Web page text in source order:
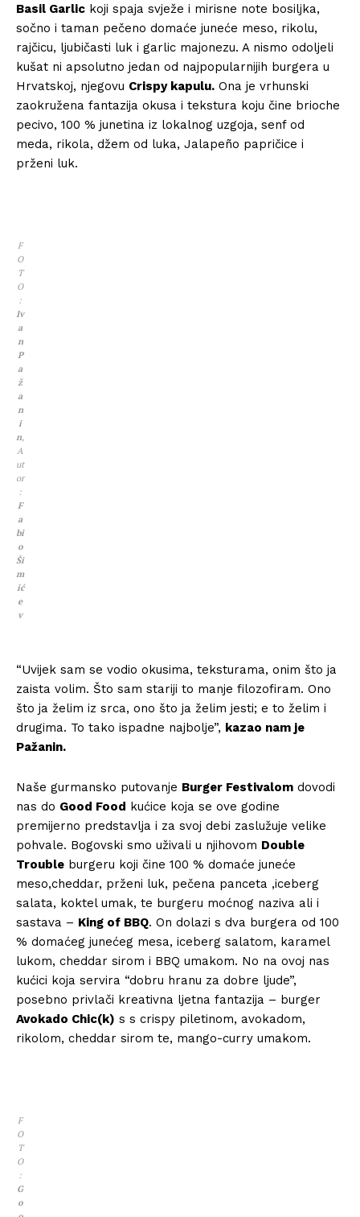
Basil Garlic koji spaja svježe i mirisne note bosiljka,
sočno i taman pečeno domaće juneće meso, rikolu,
rajčicu, ljubičasti luk i garlic majonezu. A nismo odoljeli
kušat ni apsolutno jedan od najpopularnijih burgera u
Hrvatskoj, njegovu Crispy kapulu. Ona je vrhunski
zaokružena fantazija okusa i tekstura koju čine brioche
pecivo, 100 % junetina iz lokalnog uzgoja, senf od
meda, rikola, džem od luka, Jalapeño papričice i
prženi luk.
F
O
T
O
:
Iv
a
n
P
a
ž
a
n
i
n
A
ut
or
:
F
a
bi
o
Ši
m
ić
e
v
“Uvijek sam se vodio okusima, teksturama, onim što ja
zaista volim. Što sam stariji to manje filozofiram. Ono
što ja želim iz srca, ono što ja želim jesti; e to želim i
drugima. To tako ispadne najbolje”, kazao nam je
Pažanin.
Naše gurmansko putovanje Burger Festivalom dovodi
nas do Good Food kućice koja se ove godine
premijerno predstavlja i za svoj debi zaslužuje velike
pohvale. Bogovski smo uživali u njihovom Double
Trouble burgeru koji čine 100 % domaće juneće
meso,cheddar, prženi luk, pečena panceta ,iceberg
salata, koktel umak, te burgeru moćnog naziva ali i
sastava – King of BBQ. On dolazi s dva burgera od 100
% domaćeg junećeg mesa, iceberg salatom, karamel
lukom, cheddar sirom i BBQ umakom. No na ovoj nas
kućici koja servira “dobru hranu za dobre ljude”,
posebno privlači kreativna ljetna fantazija – burger
Avokado Chic(k) s s crispy piletinom, avokadom,
rikolom, cheddar sirom te, mango-curry umakom.
F
O
T
O
:
G
o